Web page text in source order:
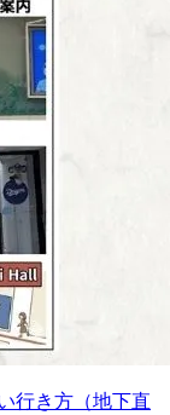
行き方（地下直